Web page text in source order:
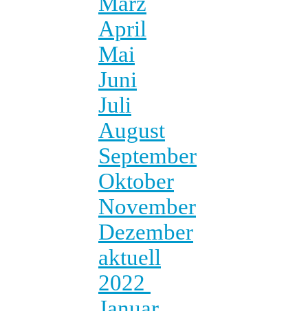
April
Mai
Juni
Juli
August
September
Oktober
November
Dezember
aktuell
2022